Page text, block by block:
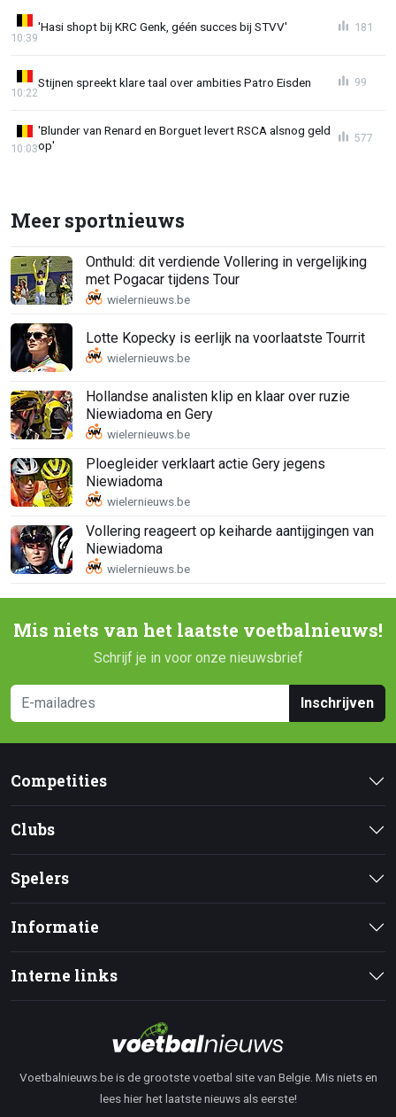
'Hasi shopt bij KRC Genk, géén succes bij STVV'
10:39
181
Stijnen spreekt klare taal over ambities Patro Eisden
10:22
99
'Blunder van Renard en Borguet levert RSCA alsnog geld
op'
10:03
577
Meer sportnieuws
Onthuld: dit verdiende Vollering in vergelijking
met Pogacar tijdens Tour
Lotte Kopecky is eerlijk na voorlaatste Tourrit
Hollandse analisten klip en klaar over ruzie
Niewiadoma en Gery
Ploegleider verklaart actie Gery jegens
Niewiadoma
Vollering reageert op keiharde aantijgingen van
Niewiadoma
Mis niets van het laatste voetbalnieuws!
Schrijf je in voor onze nieuwsbrief
Inschrijven
Competities
Clubs
Spelers
Informatie
Interne links
Voetbalnieuws.be is de grootste voetbal site van Belgie. Mis niets en
lees hier het laatste nieuws als eerste!